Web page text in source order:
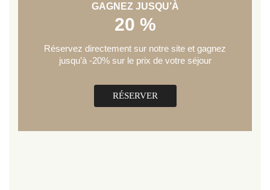
GAGNEZ JUSQU’À
20 %
Réservez directement sur notre site et gagnez
jusqu’à -20% sur le prix de votre séjour
RÉSERVER